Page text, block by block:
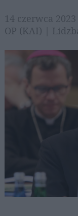
14 czerwca
OP (KAI) |